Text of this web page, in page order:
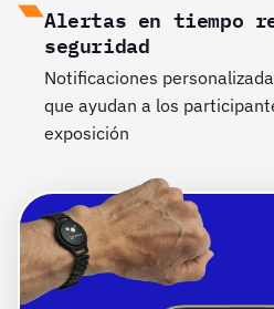
Alertas en tiempo
seguridad
Notificaciones
que ayudan a los
exposición